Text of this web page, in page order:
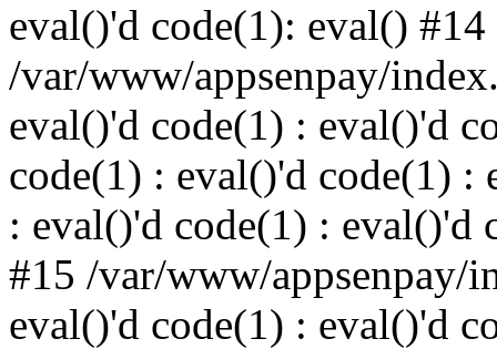
eval()'d code(1): eval() #14
/var/www/appsenpay/
eval()'d code(1) : eval()'d
code(1) : eval()'d code(1) :
: eval()'d code(1) : eval()'d
#15 /var/www/appsenpay/
eval()'d code(1) : eval()'d